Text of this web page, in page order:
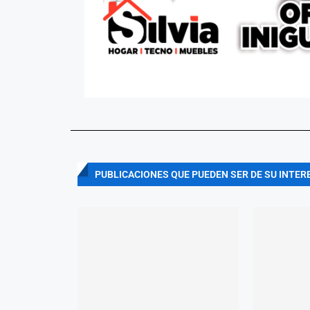
PUBLICACIONES QUE PUEDEN SER DE SU